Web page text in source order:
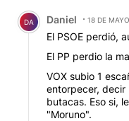
Comentario de Daniel .
DA Daniel 18 DE
El PSOE perdió,
El PP perdio la
VOX subio 1
entorpecer, decir
butacas. Eso si,
"Moruno".